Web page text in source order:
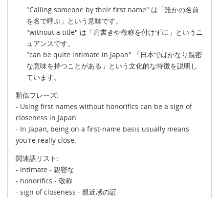
"Calling someone by their first name" は「誰かの名前
を名で呼ぶ」という意味です。
"without a title" は「肩書きや敬称を付けずに」というニ
ュアンスです。
"can be quite intimate in Japan" 「日本ではかなり親密
な意味を持つことがある」という文化的な特徴を説明し
ています。
類似フレーズ:
- Using first names without honorifics can be a sign of
closeness in Japan.
- In Japan, being on a first-name basis usually means
you're really close.
関連語リスト:
- intimate - 親密な
- honorifics - 敬称
- sign of closeness - 親近感の証